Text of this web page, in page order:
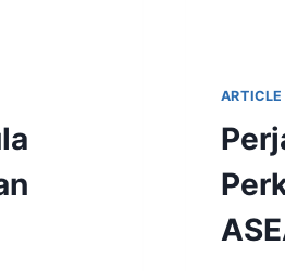
ARTICLE